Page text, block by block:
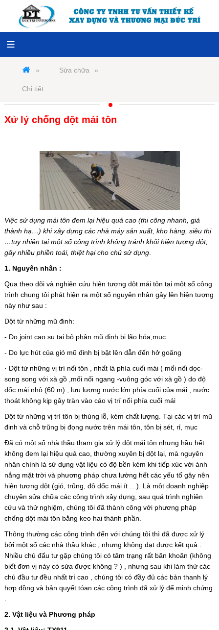
Sửa chữa
Chi tiết
Xử lý chống dột mái tôn
Việc sử dụng mái tôn đem lại hiệu quả cao (thi công nhanh, giá
thành hạ…) khi xây dựng các nhà máy sản xuất, kho hàng, siêu thị
…tuy nhiên tại một số công trình không tránh khỏi hiện tựợng dột,
gây nhiều phiền toái, thiệt hại cho chủ sử dụng
1. Nguyên nhân :
Qua theo dõi và nghiên cứu hiện tượng dột mái tôn tại một số công
trình chung tôi phát hiện ra một số nguyên nhân gây lên hiện tượng
này như sau :
Dột từ những mũ đinh:
- Do joint cao su tại bộ phận mũ đinh bị lão hóa,muc
- Do lực hút của gió mũ đinh bị bật lên dẫn đến hở goăng
· Dột từ những vị trí nối tôn , nhất là phía cuối mái ( mối nối dọc-
song song với xà gồ ,mối nối ngang -vuông góc với xà gồ ) do độ
dốc mái nhỏ (60 m) , lưu lượng nước lớn phía cuối của mái , nước
thoát không kịp gây tràn vào cáo vị trí nối phía cuối mái
Dột từ những vị trí tôn bị thủng lỗ, kém chất lượng. Tại các vị trí mũ
đinh và chỗ trũng bị đọng nước trên mái tôn, tôn bị sét, rỉ, mục
Đã có một số nhà thầu tham gia xử lý dột mái tôn nhưng hầu hết
không đem lại hiệu quả cao, thường xuyên bị dột lại, mà nguyên
nhân chính là sử dụng vật liệu có độ bền kém khi tiếp xúc với ánh
nắng mặt trời và phương pháp chưa lường hết các yếu tố gây nên
hiện tượng dột (gió, trũng, độ dốc mái ít …). Là một doanh nghiệp
chuyên sửa chữa các công trình xây dựng, sau quá trình nghiên
cứu và thử nghiệm, chúng tôi đã thành công với phương pháp
chống dột mái tôn bằng keo hai thành phần.
Thông thường các công trình đến với chúng tôi thì đã được xử lý
bởi một số các nhà thầu khác , nhưng không đạt được kết quả .
Nhiều chủ đẩu tư gặp chúng tôi có tâm trạng rất băn khoăn (không
biết đơn vị này có sửa được không ? ) , nhưng sau khi làm thử các
chủ đầu tư đều nhất trí cao , chúng tôi có đầy đủ các bản thanh lý
hợp đồng và bản quyết tóan các công trình đã xử lý để minh chứng
2. Vật liệu và Phương pháp